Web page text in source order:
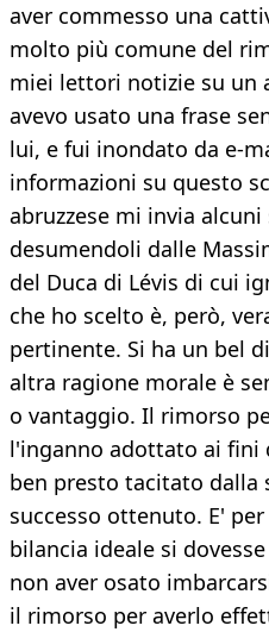
aver commesso una
molto più comune del
miei lettori notizie su un
avevo usato una frase
lui, e fui inondato da e-
informazioni su questo
abruzzese mi invia
desumendoli dalle
del Duca di Lévis di cui
che ho scelto è, però,
pertinente. Si ha un bel
altra ragione morale è
o vantaggio. Il rimorso
l'inganno adottato ai fini
ben presto tacitato dalla
successo ottenuto. E'
bilancia ideale si
non aver osato
il rimorso per averlo